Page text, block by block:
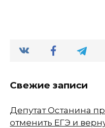
Свежие записи
Депутат Останина
отменить ЕГЭ и